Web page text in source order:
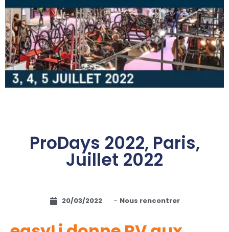
ProDays 2022, Paris,
Juillet 2022
20/03/2022 - Nous rencontrer